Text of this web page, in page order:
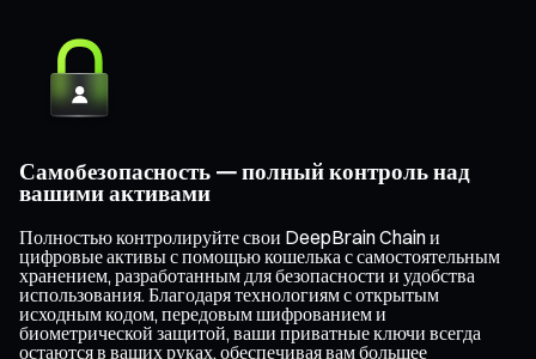
Самобезопасность — полный контроль над
вашими активами
Полностью контролируйте свои DeepBrain Chain и
цифровые активы с помощью кошелька с самостоятельным
хранением, разработанным для безопасности и удобства
использования. Благодаря технологиям с открытым
исходным кодом, передовым шифрованием и
биометрической защитой, ваши приватные ключи всегда
остаются в ваших руках, обеспечивая вам большее